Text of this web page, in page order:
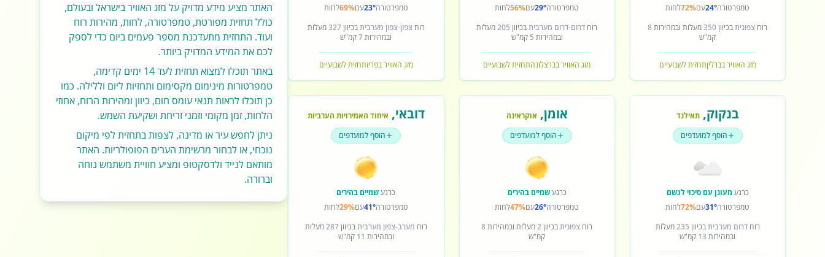
טמפרטורה24°עם72%לחות
רוח צפוניתבכיוון350מעלות ובמהירות8
קמ"ש
מזג האוויר בברליןתחזית לשבועיים
טמפרטורה29°עם56%לחות
רוח דרום-דרום מערביתבכיוון 205מעלות
ובמהירות 5 קמ"ש
מזג האוויר בברצלונהתחזית לשבועיים
טמפרטורה23°עם69%לחות
רוחצפון-צפון מערביתבכיוון327מעלות
ובמהירות7קמ"ש
מזג האוויר בפריזתחזית לשבועיים
בנקוק,תאילנד
הוסף למועדפים
כרגעמעונן עם סיכוי לגשם
טמפרטורה31°עם72%לחות
רוחדרום מערביתבכיוון 235מעלות
ובמהירות 13 קמ"ש
אומן, אוקראינה
הוסף למועדפים
כרגעשמיים בהירים
טמפרטורה26°עם47%לחות
רוח צפוניתבכיוון2מעלות ובמהירות8
קמ"ש
דובאי, איחוד האמירויות הערביות
הוסף למועדפים
כרגעשמיים בהירים
טמפרטורה41°עם29%לחות
רוח מערב-צפון מערביתבכיוון287מעלות
ובמהירות 11 קמ"ש
האתר מציע מידע מדויק על מזג האוויר בישראל ובעולם,
כולל תחזית מפורטת, טמפרטורה, לחות, מהירות רוח
ועוד. התחזית מתעדכנת מספר פעמים ביום כדי לספק
לכם את המידע המדויק ביותר.
באתר תוכלו למצוא תחזית לעד 14 ימים קדימה,
טמפרטורות מינימום מקסימום ותחזיות ליום וללילה. כמו
כן תוכלו לראות תנאי עומס חום, כיוון ומהירות הרוח, אחוזי
הלחות, זמן מקומי וזמני זריחת ושקיעת השמש.
ניתן לחפש עיר או מדינה, לצפות בתחזית לפי מיקום
נוכחי, או לבחור מרשימת הערים הפופולריות. האתר
מותאם לנייד ולדסקטופ ומציע חוויית משתמש נוחה
וברורה.